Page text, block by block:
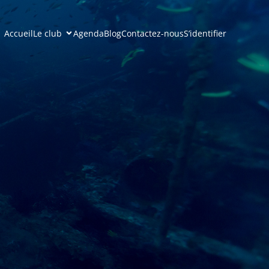
AccueilLe club AgendaBlogContactez-nousS’identifier